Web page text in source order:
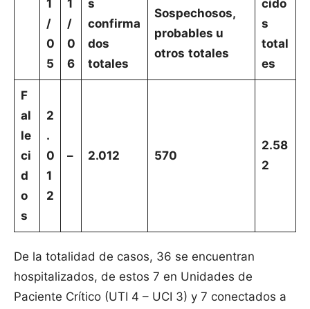
1
/
0
5
1
/
0
6
s
confirma
dos
totales
Sospechosos,
probables u
otros totales
cido
s
total
es
F
al
le
ci
d
o
s
2
.
0
1
2
– 2.012 570
2.58
2
De la totalidad de casos, 36 se encuentran
hospitalizados, de estos 7 en Unidades de
Paciente Crítico (UTI 4 – UCI 3) y 7 conectados a